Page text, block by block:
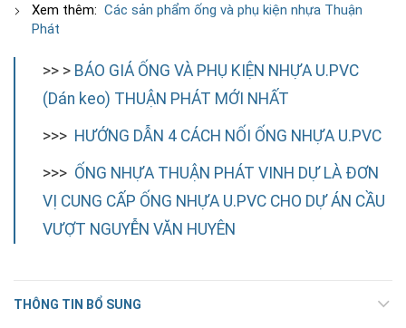
Xem thêm: Các sản phẩm ống và phụ kiện nhựa Thuận
Phát
>> > BÁO GIÁ ỐNG VÀ PHỤ KIỆN NHỰA U.PVC
(Dán keo) THUẬN PHÁT MỚI NHẤT
>>> HƯỚNG DẪN 4 CÁCH NỐI ỐNG NHỰA U.PVC
>>> ỐNG NHỰA THUẬN PHÁT VINH DỰ LÀ ĐƠN
VỊ CUNG CẤP ỐNG NHỰA U.PVC CHO DỰ ÁN CẦU
VƯỢT NGUYỄN VĂN HUYÊN
THÔNG TIN BỔ SUNG